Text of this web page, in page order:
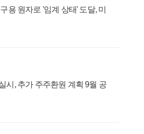
용 원자로 '임계 상태' 도달, 미
시, 추가 주주환원 계획 9월 공